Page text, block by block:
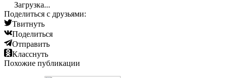
Загрузка...
Поделиться с друзьями:
Твитнуть
Поделиться
Отправить
Класснуть
Похожие публикации